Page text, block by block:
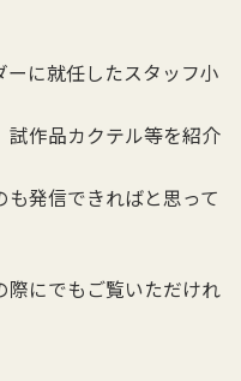
に就任したスタッフ小
試作品カクテル等を紹介
発信できればと思って
際にでもご覧いただけれ